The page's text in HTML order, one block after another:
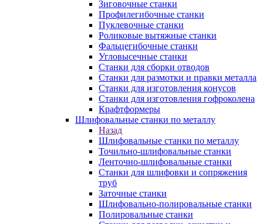
Зиговочные станки
Профилегибочные станки
Пуклевочные станки
Роликовые вытяжные станки
Фальцегибочные станки
Угловысечные станки
Станки для сборки отводов
Станки для размотки и правки металла
Станки для изготовления конусов
Станки для изготовления гофроколена
Крафтформеры
Шлифовальные станки по металлу
Назад
Шлифовальные станки по металлу
Точильно-шлифовальные станки
Ленточно-шлифовальные станки
Станки для шлифовки и сопряжения
труб
Заточные станки
Шлифовально-полировальные станки
Полировальные станки